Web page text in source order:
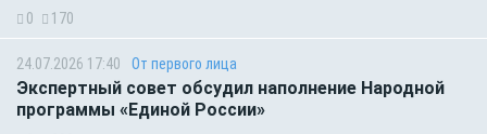
0 170
24.07.2026 17:40 От первого лица
Экспертный совет обсудил наполнение Народной
программы «Единой России»